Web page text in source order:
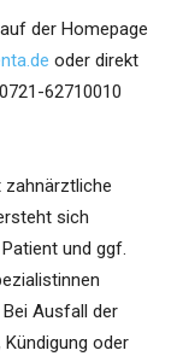
der Homepage
oder direkt
62710010
zahnärztliche
sich
und ggf.
Ausfall der
oder